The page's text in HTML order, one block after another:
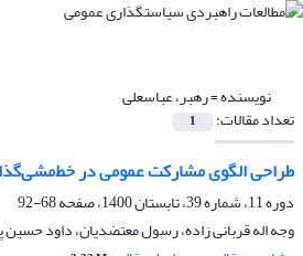
نویسنده =رهبر، عباسعلی
تعداد مقالات: 1
طراحی الگوی مشارکت عمومی در
دوره 11، شماره 39، تابستان 1400، صفحه
68-92
وجه اله قربانی زاده، رسول معتضدیان، داود حسین